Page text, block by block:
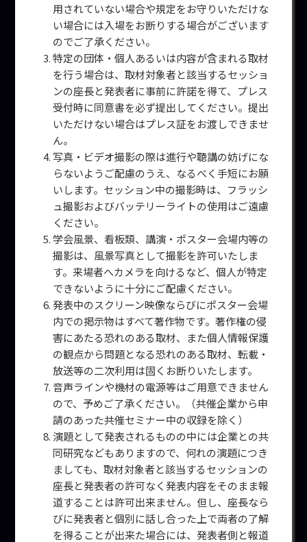
用されていない場合や規定をお守りいただけな
い場合には入場をお断りする場合がございます
のでご了承ください。
特定の団体・個人あるいは内容が含まれる取材
を行う場合は、取材対象者と該当するセッショ
ンの座長と発表者に事前に許諾を得て、プレス
受付時に同意書を必ず提出してください。提出
いただけない場合はプレス証をお渡しできませ
ん。
写真・ビデオ撮影の際は進行や聴講の妨げにな
らないようご配慮のうえ、なるべく手短にお願
いします。セッション中の撮影時は、フラッシ
ュ撮影およびバッテリーライトの使用はご遠慮
ください。
学会風景、看板類、講演・ポスター会場内等の
撮影は、風景写真として撮影を許可いたしま
す。来場者へカメラを向けるなど、個人が特定
できないように十分にご配慮ください。
発表中のスクリーン映像ならびにポスター会場
内での掲示物はすべて著作物です。著作権の侵
害にあたる恐れのある取材、また個人情報保護
の観点から問題となる恐れのある取材、転載・
放送等の二次利用は固くお断りいたします。
音声ラインや機材の電源等はご用意できません
ので、予めご了承ください。（共催企業から申
請のあった共催セミナー中の収録を除く）
演題として発表されるものの中には企業との共
同研究などもありますので、何れの演題につき
ましても、取材対象者と該当するセッションの
座長と発表者の許可なく発表内容をそのまま報
道することは許可出来ません。但し、座長なら
びに発表者と個別に話し合った上で両者の了解
を得ることが出来た場合には、発表者側と報道